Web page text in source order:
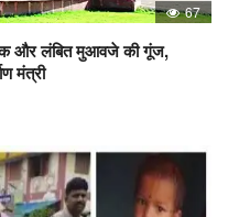
67
और लंबित मुआवजे की गूंज,
मंत्री